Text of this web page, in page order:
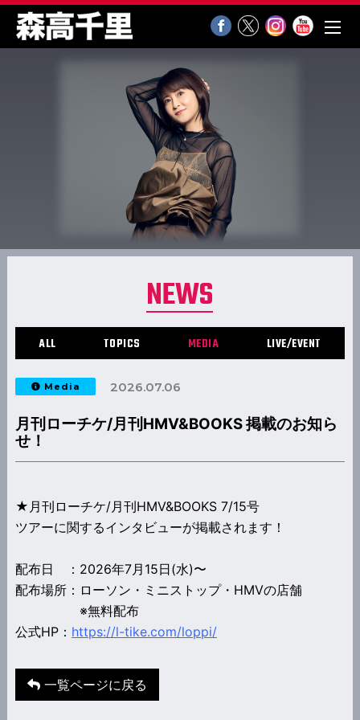
NEWS
ALL TOPICS MEDIA LIVE/EVENT
Media 2026.07.06
月刊ローチケ/月刊HMV&BOOKS 掲載のお知ら
せ！
★月刊ローチケ/月刊HMV&BOOKS 7/15号
ツアーに関するインタビューが掲載されます！
配布日 ：2026年7月15日(水)〜
配布場所：ローソン・ミニストップ・HMVの店舗
※無料配布
公式HP： https://l-tike.com/loppi/
一覧ページに戻る